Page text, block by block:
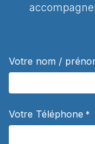
Votre nom /
Votre Téléphone *